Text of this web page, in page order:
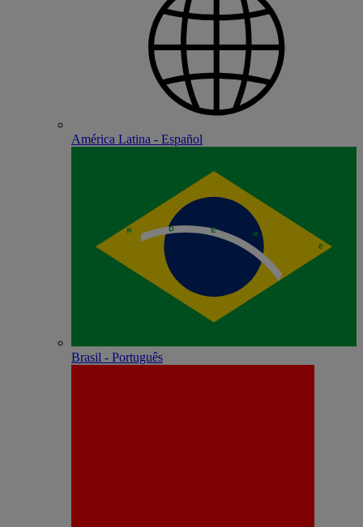
América Latina - Español
Brasil - Português